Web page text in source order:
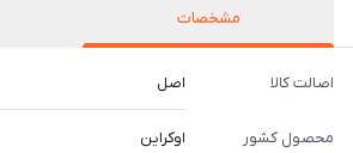
مشخصات
اصالت کالا اصل
محصول کشور اوکراین